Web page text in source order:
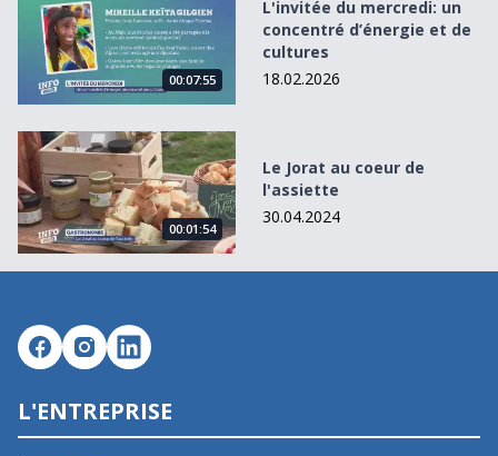
00:07:55
L'invitée du mercredi: un
concentré d’énergie et de
cultures
18.02.2026
Le Jorat au coeur de l&#039;assiette
00:01:54
Le Jorat au coeur de
l'assiette
30.04.2024
L'ENTREPRISE